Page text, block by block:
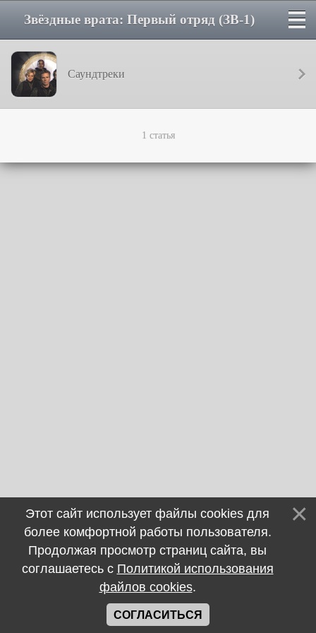
Звёздные врата: Первый отряд (ЗВ-1)
Саундтреки
1 статья
Этот сайт использует файлы cookies для
более комфортной работы пользователя.
Продолжая просмотр страниц сайта, вы
соглашаетесь с Политикой использования
файлов cookies.
СОГЛАСИТЬСЯ